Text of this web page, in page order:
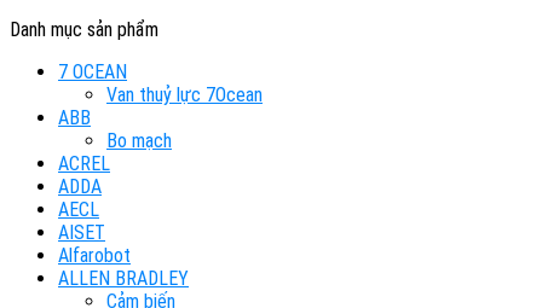
Danh mục sản phẩm
7 OCEAN
Van thuỷ lực 7Ocean
ABB
Bo mạch
ACREL
ADDA
AECL
AISET
Alfarobot
ALLEN BRADLEY
Cảm biến